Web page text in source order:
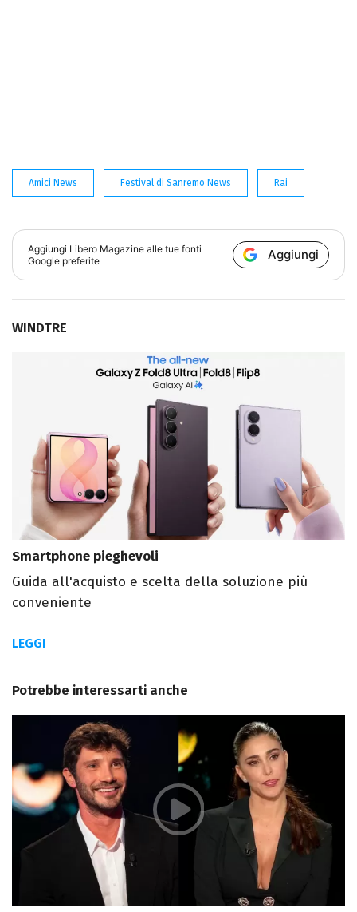
Amici News Festival di Sanremo News Rai
Aggiungi Libero Magazine alle tue fonti
Google preferite
Aggiungi
WINDTRE
Smartphone pieghevoli
Guida all'acquisto e scelta della soluzione più
conveniente
LEGGI
Potrebbe interessarti anche